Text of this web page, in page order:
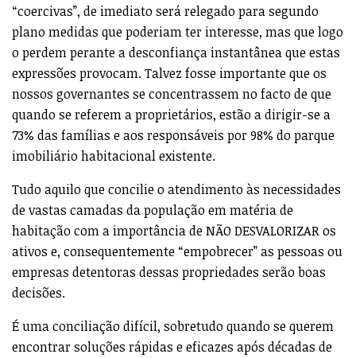
“coercivas”, de imediato será relegado para segundo
plano medidas que poderiam ter interesse, mas que logo
o perdem perante a desconfiança instantânea que estas
expressões provocam. Talvez fosse importante que os
nossos governantes se concentrassem no facto de que
quando se referem a proprietários, estão a dirigir-se a
73% das famílias e aos responsáveis por 98% do parque
imobiliário habitacional existente.
Tudo aquilo que concilie o atendimento às necessidades
de vastas camadas da população em matéria de
habitação com a importância de NÃO DESVALORIZAR os
ativos e, consequentemente “empobrecer” as pessoas ou
empresas detentoras dessas propriedades serão boas
decisões.
É uma conciliação difícil, sobretudo quando se querem
encontrar soluções rápidas e eficazes após décadas de